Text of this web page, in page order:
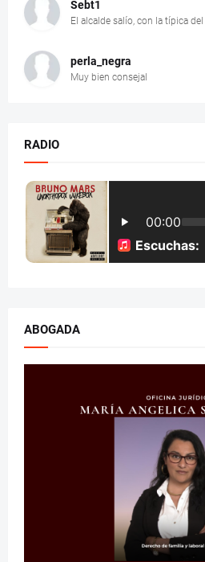
Sebt1
El alcalde salío, con la típica
perla_negra
Muy bien consejal
RADIO
ABOGADA